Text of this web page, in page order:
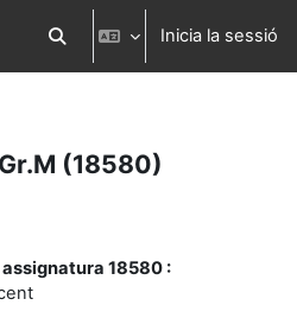
Commuta l'entrada de la cerca
Inicia la sessió
(18580)
18580 :